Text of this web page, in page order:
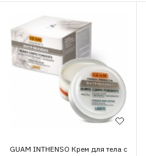
GUAM INTHENSO Крем для тела с